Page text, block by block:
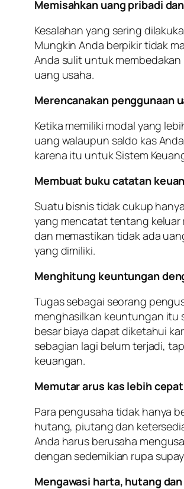
Memisahkan uang pribadi
Kesalahan yang sering
Mungkin Anda berpikir tidak
Anda sulit untuk
uang usaha.
Merencanakan penggunaan
Ketika memiliki modal yang
uang walaupun saldo kas
karena itu untuk Sistem
Membuat buku catatan
Suatu bisnis tidak cukup
yang mencatat tentang keluar
dan memastikan tidak ada
yang dimiliki.
Menghitung keuntungan
Tugas sebagai seorang
menghasilkan keuntungan itu
besar biaya dapat diketahui
sebagian lagi belum terjadi,
keuangan.
Memutar arus kas lebih cepat
Para pengusaha tidak hanya
hutang, piutang dan
Anda harus berusaha
dengan sedemikian rupa
Mengawasi harta, hutang